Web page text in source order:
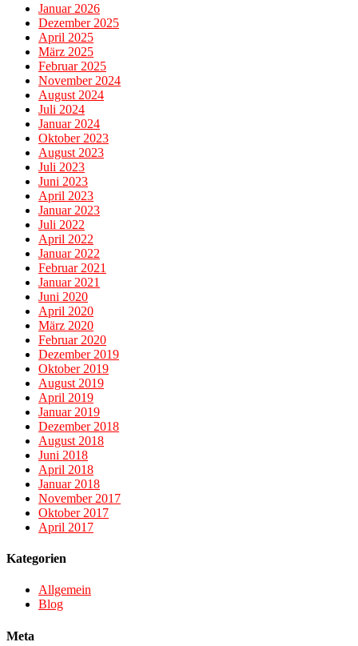
Januar 2026
Dezember 2025
April 2025
März 2025
Februar 2025
November 2024
August 2024
Juli 2024
Januar 2024
Oktober 2023
August 2023
Juli 2023
Juni 2023
April 2023
Januar 2023
Juli 2022
April 2022
Januar 2022
Februar 2021
Januar 2021
Juni 2020
April 2020
März 2020
Februar 2020
Dezember 2019
Oktober 2019
August 2019
April 2019
Januar 2019
Dezember 2018
August 2018
Juni 2018
April 2018
Januar 2018
November 2017
Oktober 2017
April 2017
Kategorien
Allgemein
Blog
Meta